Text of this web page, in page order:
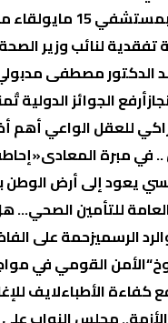
15 مايو لقاء
لنائب وزير الصحة
الدكتور مصطفى
أرفع الجوائز الدولية
للعقل الواعيأهم
في مبرة المعادى
يعود إلى أرض
للتأمين الصحي…
زحمة على
“الأمن القومي في
كفاءة الأطباءلايف